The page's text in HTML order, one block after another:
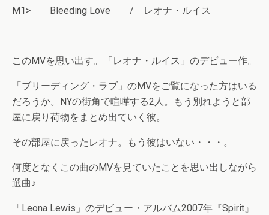
M1> Bleeding Love / レオナ・ルイス
このMVを思い出す。「レオナ・ルイス」のデビュー作。
「ブリーディング・ラブ」のMVをご覧になった方はいる
だろうか。NYの街角で喧嘩する2人。もう別れようと部
屋に戻り荷物をまとめ出ていく彼。
その部屋に戻ったレオナ。もう彼はいない・・・。
何度となくこの曲のMVを見ていたことを思い出しながら
選曲♪
「Leona Lewis」のデビュー・アルバム2007年『Spirit』